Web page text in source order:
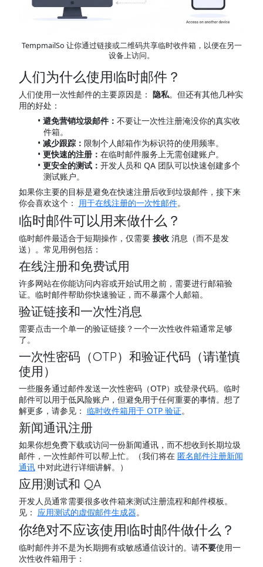
TempmailSo 让你通过链接或二维码共享临时收件箱，以便在另一
设备上访问。
人们为什么使用临时邮件？
人们使用一次性邮件的主要原因是： 隐私。但还有其他几种实
用的好处：
避免营销垃圾邮件：不要让一次性注册淹没你的真实收
件箱。
减少跟踪：限制个人邮箱作为标识符的使用频率。
更快速的注册：在临时邮件服务上无需创建账户。
更安全的测试：开发人员和 QA 团队可以快速创建多个
测试账户。
如果你主要的目标是避免在快速注册后收到垃圾邮件，接下来
你会喜欢这个：
用于在线注册的一次性邮件。
临时邮件可以用来做什么？
临时邮件最适合于短期操作，仅需要 接收消息（而不是发
送）。常见用例包括：
在线注册和免费试用
许多网站在你能访问内容或开始试用之前，需要进行邮箱验
证。临时邮件帮助你快速验证，而不暴露个人邮箱。
验证链接和一次性消息
需要点击一个单一的验证链接？一个一次性收件箱通常足够
了。
一次性密码（OTP）和验证代码（请谨慎
使用）
一些服务通过邮件发送一次性密码（OTP）或登录代码。临时
邮件可以用于低风险账户，但避免用于任何重要的事情。想了
解更多，请参见： 临时收件箱用于 OTP 验证。
新闻通讯注册
如果你想免费下载或访问一份新闻通讯，而不想收到长期垃圾
邮件，一次性邮件可以帮上忙。（我们将在 匿名邮件注册新闻
通讯中对此进行详细讲解。）
应用测试和 QA
开发人员通常需要很多收件箱来测试注册流程和邮件模板。
见： 应用测试的虚假邮件生成器。
你绝对不应该使用临时邮件做什么？
临时邮件并不是为长期拥有或敏感通信设计的。请不要使用一
次性收件箱用于：